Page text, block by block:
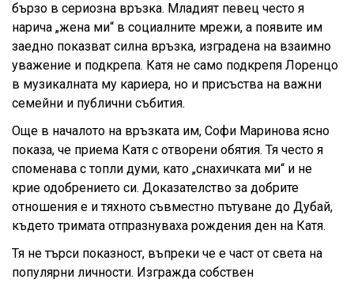
бързо в сериозна връзка. Младият певец често я
нарича „жена ми“ в социалните мрежи, а появите им
заедно показват силна връзка, изградена на взаимно
уважение и подкрепа. Катя не само подкрепя Лоренцо
в музикалната му кариера, но и присъства на важни
семейни и публични събития.
Още в началото на връзката им, Софи Маринова ясно
показа, че приема Катя с отворени обятия. Тя често я
споменава с топли думи, като „снахичката ми“ и не
крие одобрението си. Доказателство за добрите
отношения е и тяхното съвместно пътуване до Дубай,
където тримата отпразнуваха рождения ден на Катя.
Тя не търси показност, въпреки че е част от света на
популярни личности. Изгражда собствен